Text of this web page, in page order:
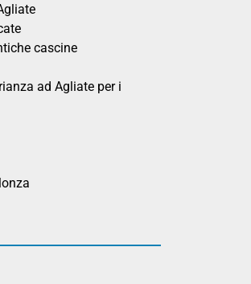
cascine
ad Agliate per i